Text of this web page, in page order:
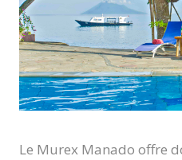
Le Murex Manado offre